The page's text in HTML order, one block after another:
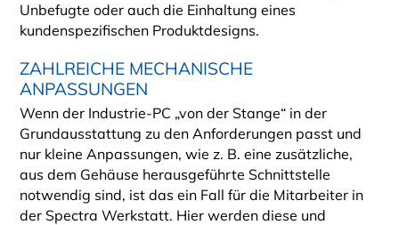
Unbefugte oder auch die Einhaltung eines
kundenspezifischen Produktdesigns.
ZAHLREICHE MECHANISCHE
ANPASSUNGEN
Wenn der Industrie-PC „von der Stange“ in der
Grundausstattung zu den Anforderungen passt und
nur kleine Anpassungen, wie z. B. eine zusätzliche,
aus dem Gehäuse herausgeführte Schnittstelle
notwendig sind, ist das ein Fall für die Mitarbeiter in
der Spectra Werkstatt. Hier werden diese und